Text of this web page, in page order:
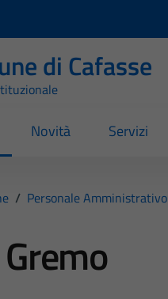
di Cafasse
Novità Servizi
/ Personale Amministrativo